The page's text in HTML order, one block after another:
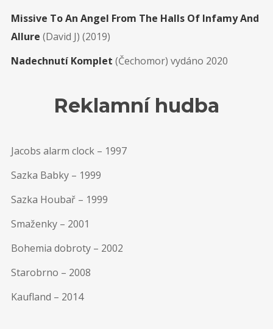
Missive To An Angel From The Halls Of Infamy And
Allure (David J) (2019)
Nadechnutí Komplet (Čechomor) vydáno 2020
Reklamní hudba
Jacobs alarm clock – 1997
Sazka Babky – 1999
Sazka Houbař – 1999
Smaženky – 2001
Bohemia dobroty – 2002
Starobrno – 2008
Kaufland – 2014